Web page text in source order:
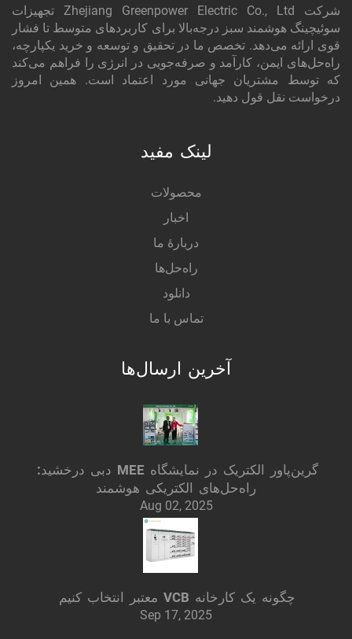
شرکت Zhejiang Greenpower Electric Co., Ltd تجهیزات
سوئیچینگ هوشمند سبز درجه‌بالا برای کاربردهای متوسط تا فشار
قوی ارائه می‌دهد. تخصص ما در تحقیق و توسعه و خرید یکپارچه،
راه‌حل‌های ایمن، کارآمد و صرفه‌جویی در انرژی را فراهم می‌کند
که توسط مشتریان جهانی مورد اعتماد است. همین امروز
درخواست نقل قول دهید.
لینک مفید
محصولات
اخبار
دربارهٔ ما
راه‌حل‌ها
دانلود
تماس با ما
آخرین ارسال‌ها
گرین‌پاور الکتریک در نمایشگاه MEE دبی درخشید:
راه‌حل‌های الکتریکی هوشمند
Aug 02, 2025
چگونه یک کارخانه VCB معتبر انتخاب کنیم
Sep 17, 2025